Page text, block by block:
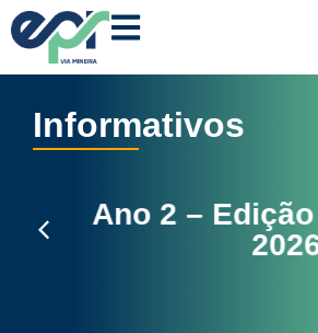
Informativos
Ano 2 – Edição
2026